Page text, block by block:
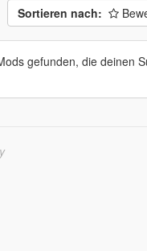
Sortieren nach:
gefunden, die deinen